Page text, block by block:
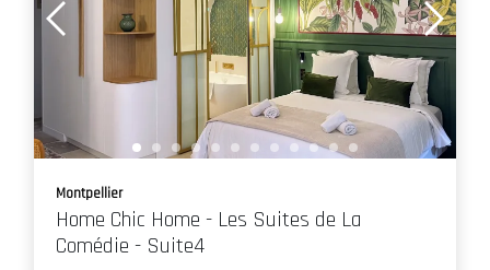
Montpellier
Home Chic Home - Les Suites de La
Comédie - Suite4